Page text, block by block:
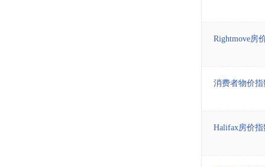
Rightmove房
消费者物价
Halifax房价